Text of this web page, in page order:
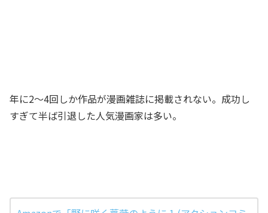
年に2～4回しか作品が漫画雑誌に掲載されない。成功し
すぎて半ば引退した人気漫画家は多い。